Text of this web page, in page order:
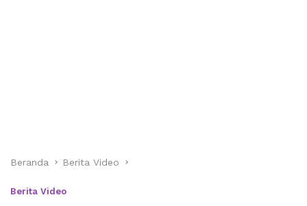
Beranda Berita Video
Berita Video